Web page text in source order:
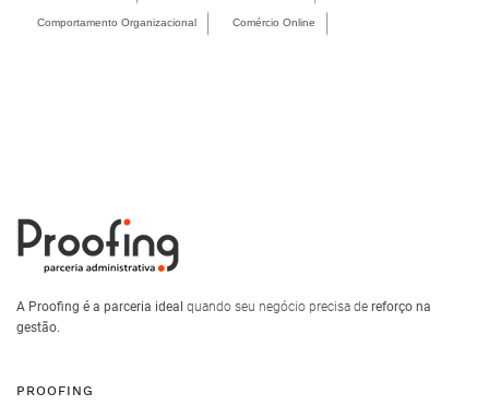
Comportamento Organizacional Comércio Online
A Proofing é a parceria ideal quando seu negócio precisa de reforço na
gestão.
PROOFING